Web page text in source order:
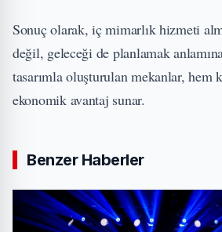
Sonuç olarak, iç mimarlık hizmeti
değil, geleceği de planlamak
tasarımla oluşturulan mekanlar, hem
ekonomik avantaj sunar.
Benzer Haberler